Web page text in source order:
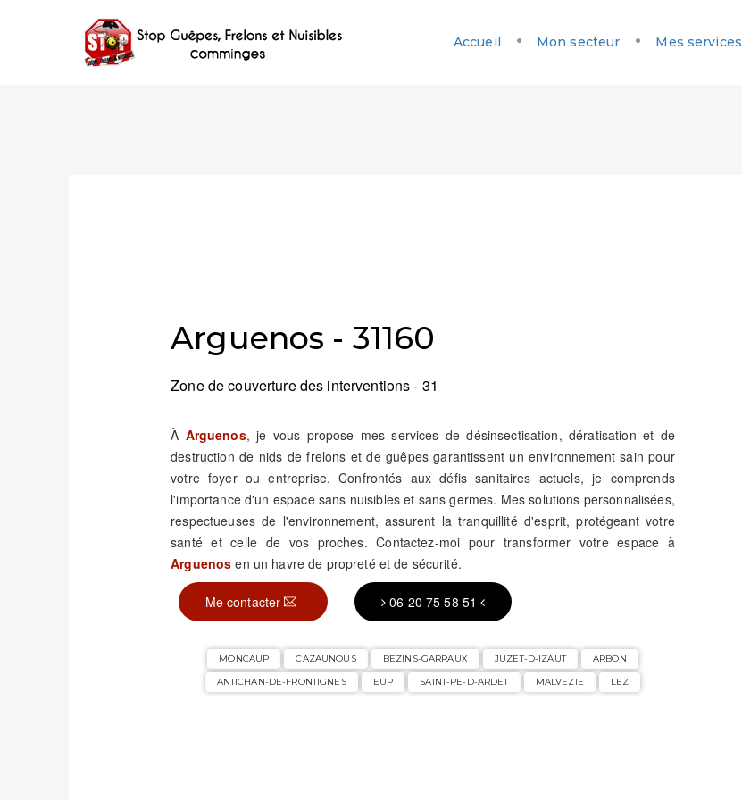
Accueil Mon secteur Mes services
Arguenos - 31160
Zone de couverture des interventions - 31
À Arguenos, je vous propose mes services de désinsectisation, dératisation et de
destruction de nids de frelons et de guêpes garantissent un environnement sain pour
votre foyer ou entreprise. Confrontés aux défis sanitaires actuels, je comprends
l'importance d'un espace sans nuisibles et sans germes. Mes solutions personnalisées,
respectueuses de l'environnement, assurent la tranquillité d'esprit, protégeant votre
santé et celle de vos proches. Contactez-moi pour transformer votre espace à
Arguenos en un havre de propreté et de sécurité.
Me contacter 06 20 75 58 51
MONCAUP CAZAUNOUS BEZINS-GARRAUX JUZET-D-IZAUT
ARBON
ANTICHAN-DE-FRONTIGNES
EUP SAINT-PE-D-ARDET MALVEZIE LEZ